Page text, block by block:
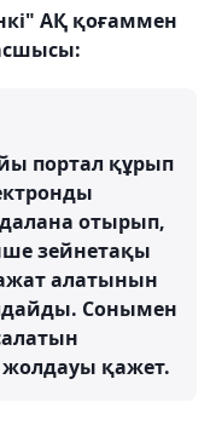
АҚ қоғаммен
портал құрып
отырып,
зейнетақы
алатынын
Сонымен
қажет.